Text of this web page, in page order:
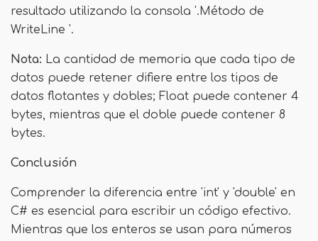
resultado utilizando la consola '.Método de
WriteLine '.
Nota: La cantidad de memoria que cada tipo de
datos puede retener difiere entre los tipos de
datos flotantes y dobles; Float puede contener 4
bytes, mientras que el doble puede contener 8
bytes.
Conclusión
Comprender la diferencia entre 'int' y 'double' en
C# es esencial para escribir un código efectivo.
Mientras que los enteros se usan para números